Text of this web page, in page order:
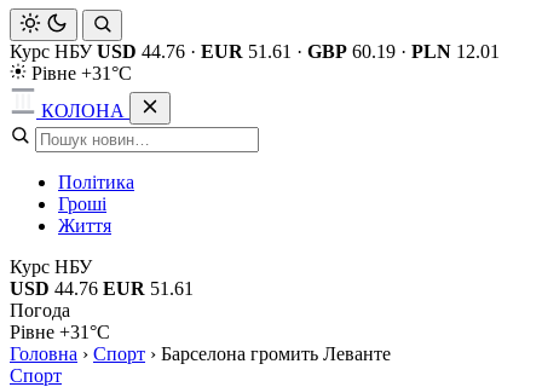
Курс НБУ USD 44.76 · EUR 51.61 · GBP 60.19 · PLN 12.01
Рівне +31°C
КОЛОНА
Політика
Гроші
Життя
Курс НБУ
USD 44.76 EUR 51.61
Погода
Рівне +31°C
Головна › Спорт › Барселона громить Леванте
Спорт